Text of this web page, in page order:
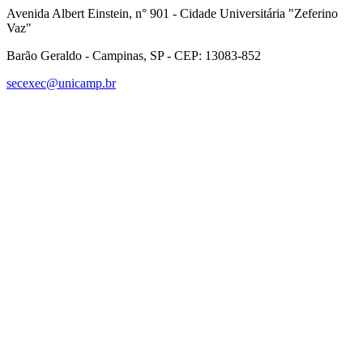
Avenida Albert Einstein, n° 901 - Cidade Universitária "Zeferino
Vaz"
Barão Geraldo - Campinas, SP - CEP: 13083-852
secexec@unicamp.br